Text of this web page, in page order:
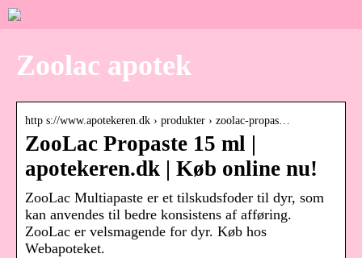
Zoolac apotek
http s://www.apotekeren.dk › produkter › zoolac-propas…
ZooLac Propaste 15 ml |
apotekeren.dk | Køb online nu!
ZooLac Multiapaste er et tilskudsfoder til dyr, som
kan anvendes til bedre konsistens af afføring.
ZooLac er velsmagende for dyr. Køb hos
Webapoteket.